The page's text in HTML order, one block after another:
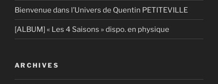
Bienvenue dans l’Univers de Quentin PETITEVILLE
[ALBUM] « Les 4 Saisons » dispo. en physique
ARCHIVES